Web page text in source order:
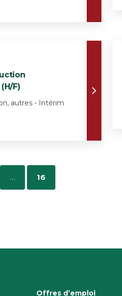
F)
autres - Intérim
… 16
Offres d’emploi